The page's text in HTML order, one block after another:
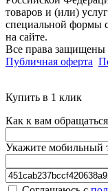
товаров и (или)
специальной формы
на сайте.
Все права защищены
Публичная оферта
Купить в 1 клик
Как к вам
Укажите мобильный